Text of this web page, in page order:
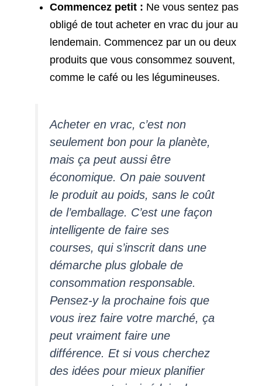
Commencez petit : Ne vous sentez pas
obligé de tout acheter en vrac du jour au
lendemain. Commencez par un ou deux
produits que vous consommez souvent,
comme le café ou les légumineuses.
Acheter en vrac, c’est non
seulement bon pour la planète,
mais ça peut aussi être
économique. On paie souvent
le produit au poids, sans le coût
de l’emballage. C’est une façon
intelligente de faire ses
courses, qui s’inscrit dans une
démarche plus globale de
consommation responsable.
Pensez-y la prochaine fois que
vous irez faire votre marché, ça
peut vraiment faire une
différence. Et si vous cherchez
des idées pour mieux planifier